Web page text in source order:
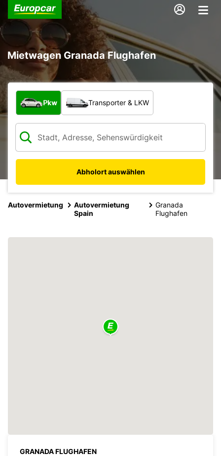
Mietwagen Granada Flughafen
Welche Art von Fahrzeug?
Pkw Transporter & LKW
Abholort auswählen
Autovermietung
Autovermietung
Spain
Granada
Flughafen
GRANADA FLUGHAFEN